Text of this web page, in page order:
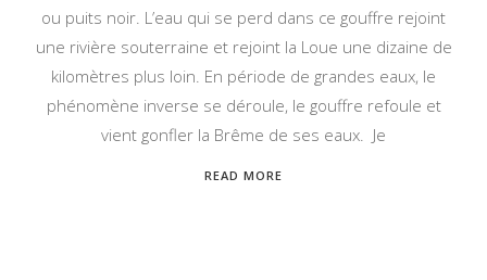
ou puits noir. L’eau qui se perd dans ce gouffre rejoint
une rivière souterraine et rejoint la Loue une dizaine de
kilomètres plus loin. En période de grandes eaux, le
phénomène inverse se déroule, le gouffre refoule et
vient gonfler la Brême de ses eaux. Je
READ MORE